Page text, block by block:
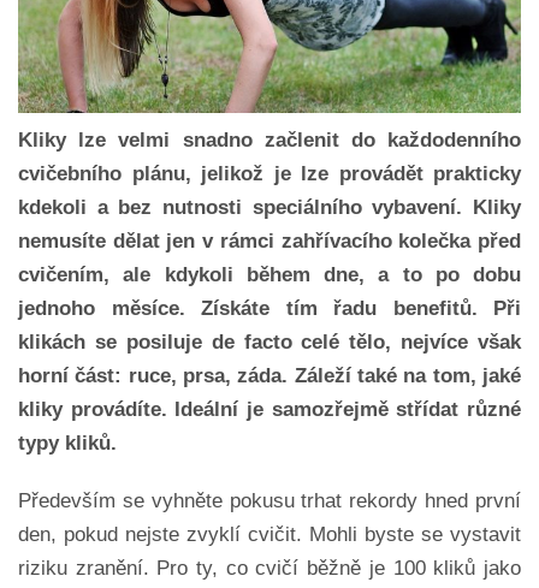
Kliky lze velmi snadno začlenit do každodenního
cvičebního plánu, jelikož je lze provádět prakticky
kdekoli a bez nutnosti speciálního vybavení. Kliky
nemusíte dělat jen v rámci zahřívacího kolečka před
cvičením, ale kdykoli během dne, a to po dobu
jednoho měsíce. Získáte tím řadu benefitů. Při
klikách se posiluje de facto celé tělo, nejvíce však
horní část: ruce, prsa, záda. Záleží také na tom, jaké
kliky provádíte. Ideální je samozřejmě střídat různé
typy kliků.
Především se vyhněte pokusu trhat rekordy hned první
den, pokud nejste zvyklí cvičit. Mohli byste se vystavit
riziku zranění. Pro ty, co cvičí běžně je 100 kliků jako